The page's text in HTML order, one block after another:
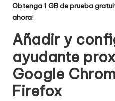
Obtenga 1 GB de prueba
ahora!
Añadir y
ayudante
Google
Firefox